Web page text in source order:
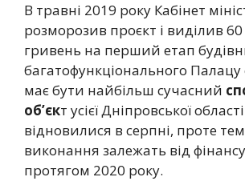
В травні 2019 року Кабінет
розморозив проєкт і виділив
гривень на перший етап
багатофункціонального Палацу
має бути найбільш сучасний
об’єкт усієї Дніпровської
відновилися в серпні, проте
виконання залежать від
протягом 2020 року.